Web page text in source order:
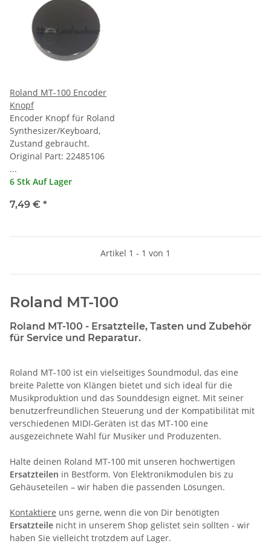
Roland MT-100 Encoder
Knopf
Encoder Knopf für Roland
Synthesizer/Keyboard,
Zustand gebraucht.
Original Part: 22485106
...
6 Stk Auf Lager
7,49 € *
Artikel 1 - 1 von 1
Roland MT-100
Roland MT-100 - Ersatzteile, Tasten und Zubehör
für Service und Reparatur.
Roland MT-100 ist ein vielseitiges Soundmodul, das eine
breite Palette von Klängen bietet und sich ideal für die
Musikproduktion und das Sounddesign eignet. Mit seiner
benutzerfreundlichen Steuerung und der Kompatibilität mit
verschiedenen MIDI-Geräten ist das MT-100 eine
ausgezeichnete Wahl für Musiker und Produzenten.
Halte deinen Roland MT-100 mit unseren hochwertigen
Ersatzteilen in Bestform. Von Elektronikmodulen bis zu
Gehäuseteilen – wir haben die passenden Lösungen.
Kontaktiere uns gerne, wenn die von Dir benötigten
Ersatzteile nicht in unserem Shop gelistet sein sollten - wir
haben Sie vielleicht trotzdem auf Lager.